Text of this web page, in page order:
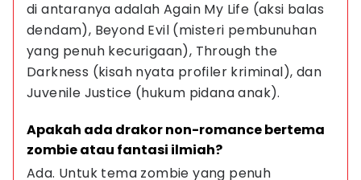
di antaranya adalah Again My Life (aksi balas
dendam), Beyond Evil (misteri pembunuhan
yang penuh kecurigaan), Through the
Darkness (kisah nyata profiler kriminal), dan
Juvenile Justice (hukum pidana anak).
Apakah ada drakor non-romance bertema
zombie atau fantasi ilmiah?
Ada. Untuk tema zombie yang penuh